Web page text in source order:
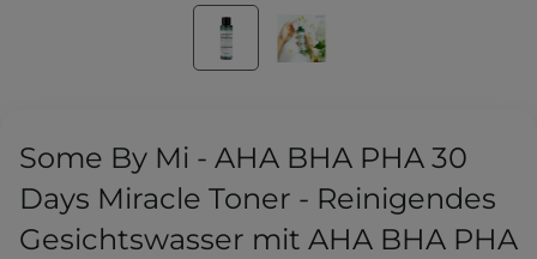
Some By Mi - AHA BHA PHA 30
Days Miracle Toner - Reinigendes
Gesichtswasser mit AHA BHA PHA